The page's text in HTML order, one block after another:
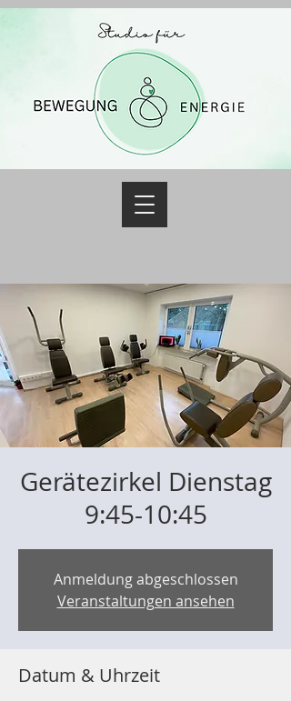
Gerätezirkel Dienstag
9:45-10:45
Anmeldung abgeschlossen
Veranstaltungen ansehen
Datum & Uhrzeit